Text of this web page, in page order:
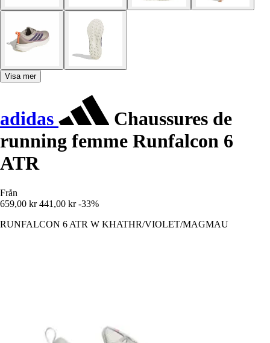
Visa mer
adidas
Chaussures de
running femme Runfalcon 6
ATR
Från
659,00 kr 441,00 kr -33%
RUNFALCON 6 ATR W KHATHR/VIOLET/MAGMAU